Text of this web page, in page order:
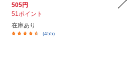
505円
51ポイント
在庫あり
(455)
728円